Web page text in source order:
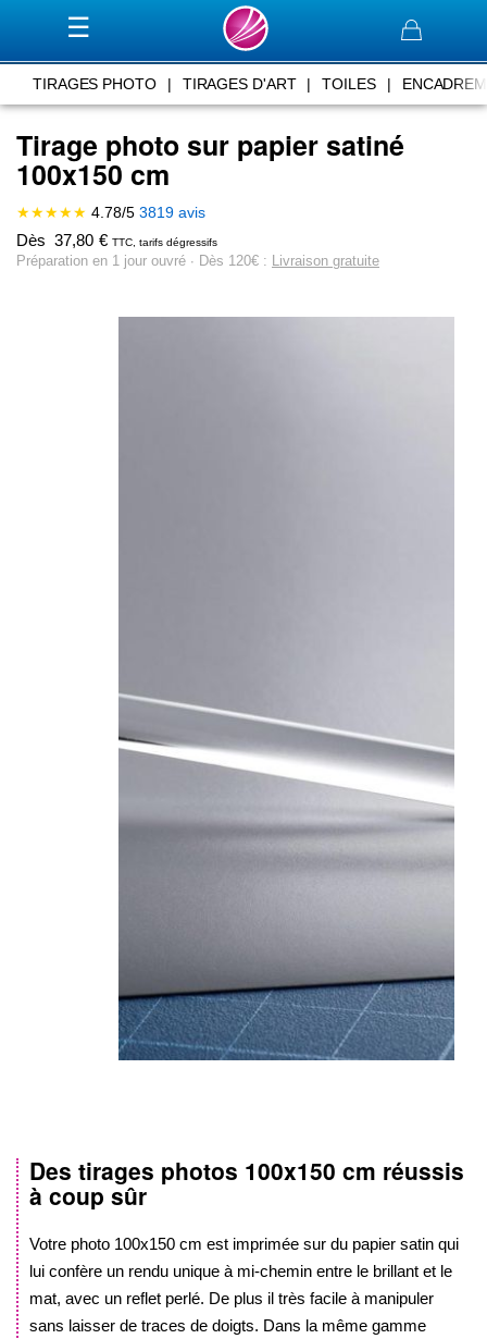
Panier
TIRAGES PHOTO | TIRAGES D'ART | TOILES |
Tirage photo sur papier satiné
100x150 cm
★★★★★ 4.78/5 3819 avis
Dès 37,80 € TTC, tarifs dégressifs
Préparation en 1 jour ouvré ∙ Dès 120€ : Livraison gratuite
Skip
to
the
beginning
of
the
images
gallery
Des tirages photos 100x150 cm réussis
à coup sûr
Votre photo 100x150 cm est imprimée sur du papier satin qui
lui confère un rendu unique à mi-chemin entre le brillant et le
mat, avec un reflet perlé. De plus il très facile à manipuler
sans laisser de traces de doigts. Dans la même gamme